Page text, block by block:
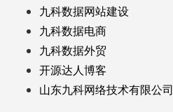
九科数据网站建设
九科数据电商
九科数据外贸
开源达人博客
山东九科网络技术有限公司